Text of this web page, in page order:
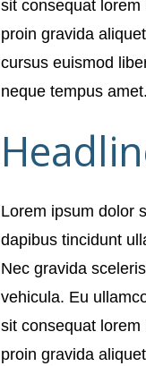
sit consequat
proin gravida
cursus euismod
neque tempus
Lorem ipsum dolor
dapibus tincidunt
Nec gravida
vehicula. Eu
sit consequat
proin gravida